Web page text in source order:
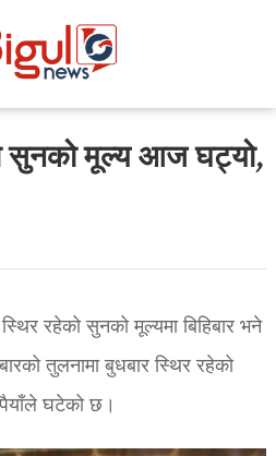
सुनको मूल्य आज घट्यो,
रहेको सुनको मूल्यमा बिहिबार भने
तुलनामा बुधबार स्थिर रहेको
घटेको छ।